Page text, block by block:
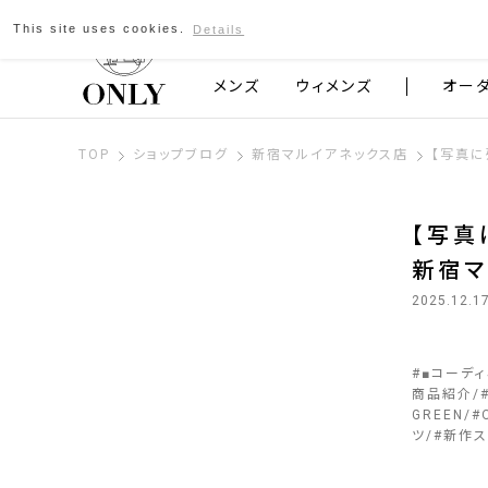
京都発のスーツブランド ONLY
メンズ ウィメンズ オー
TOP ショップブログ 新宿マルイアネックス店 【写真
【写
新宿
#■コーデ
商品紹介
GREEN
#
ツ
#新作
This site uses cookies. Details